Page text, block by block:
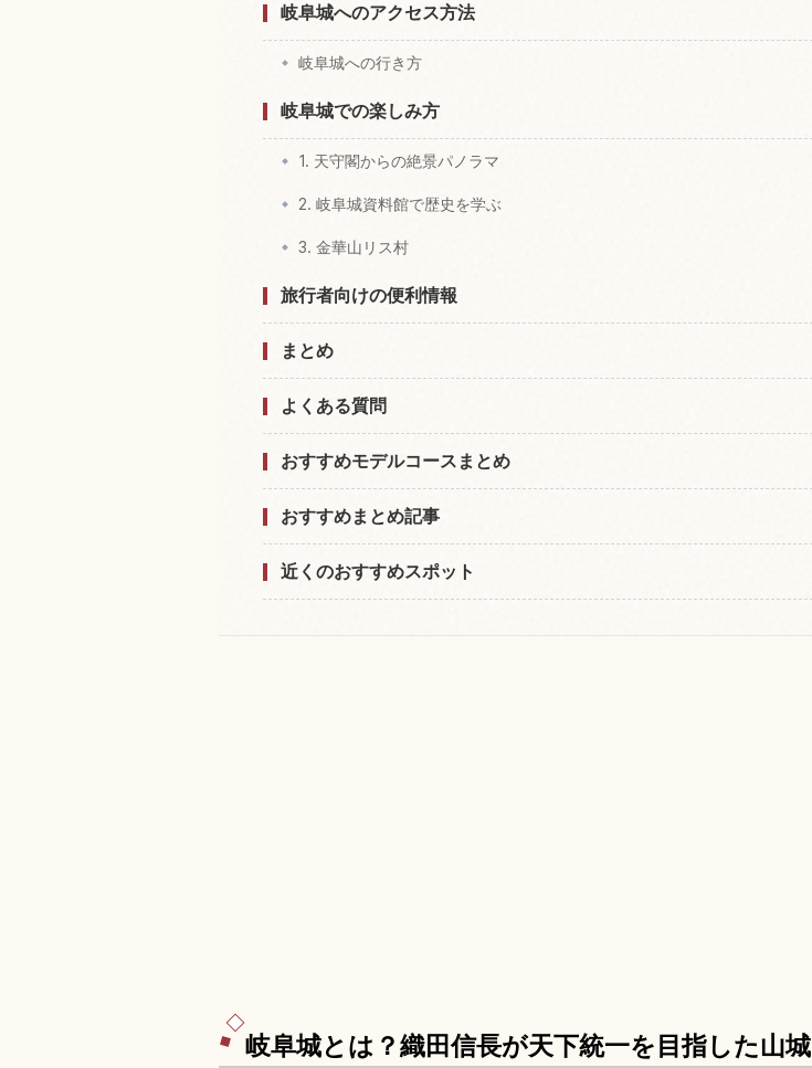
岐阜城へのアクセス方法
岐阜城への行き方
岐阜城での楽しみ方
1. 天守閣からの絶景パノラマ
2. 岐阜城資料館で歴史を学ぶ
3. 金華山リス村
旅行者向けの便利情報
まとめ
よくある質問
おすすめモデルコースまとめ
おすすめまとめ記事
近くのおすすめスポット
岐阜城とは？織田信長が天下統一を目指した山城